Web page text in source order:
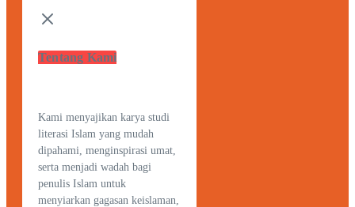
Tentang Kami
Kami menyajikan karya studi
literasi Islam yang mudah
dipahami, menginspirasi umat,
serta menjadi wadah bagi
penulis Islam untuk
menyiarkan gagasan keislaman,